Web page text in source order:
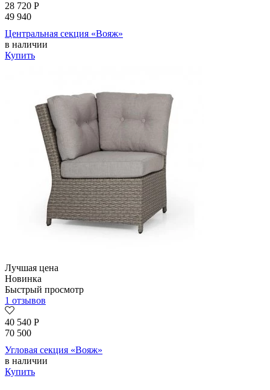
28 720 Р
49 940
Центральная секция «Вояж»
в наличии
Купить
Лучшая цена
Новинка
Быстрый просмотр
1 отзывов
40 540 Р
70 500
Угловая секция «Вояж»
в наличии
Купить